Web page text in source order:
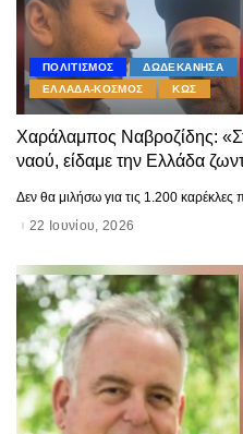
ΠΟΛΙΤΙΣΜΟΣ ΔΩΔΕΚΑΝΗΣΑ
ΕΛΛΑΔΑ-ΚΟΣΜΟΣ
ΚΩΣ
Χαράλαμπος Ναβροζίδης:
ναού, είδαμε την Ελλάδα
Δεν θα μιλήσω για τις 1.200 καρέκλες
22 Ιουνίου, 2026